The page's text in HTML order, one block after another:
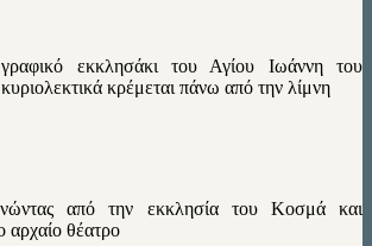
εκκλησάκι του Αγίου Ιωάννη του
κρέμεται πάνω από την λίμνη
από την εκκλησία του Κοσμά και
αρχαίο θέατρο